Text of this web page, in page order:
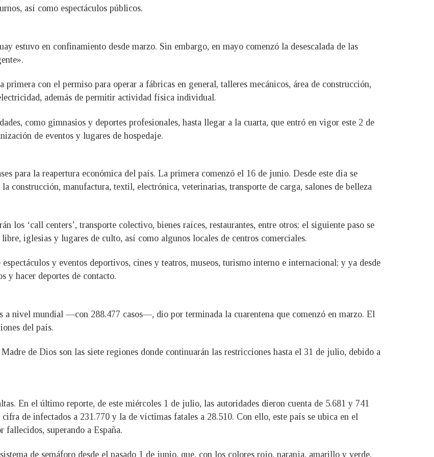
así como espectáculos públicos.
estuvo en confinamiento desde marzo. Sin embargo, en mayo comenzó la desescalada de las
con el permiso para operar a fábricas en general, talleres mecánicos, área de construcción,
además de permitir actividad física individual.
como gimnasios y deportes profesionales, hasta llegar a la cuarta, que entró en vigor este 2 de
de eventos y lugares de hospedaje.
para la reapertura económica del país. La primera comenzó el 16 de junio. Desde este día se
construcción, manufactura, textil, electrónica, veterinarias, transporte de carga, salones de belleza
los ‘call centers’, transporte colectivo, bienes raíces, restaurantes, entre otros; el siguiente paso se
iglesias y lugares de culto, así como algunos locales de centros comerciales.
y eventos deportivos, cines y teatros, museos, turismo interno e internacional; y ya desde
y hacer deportes de contacto.
a nivel mundial —con 288.477 casos—, dio por terminada la cuarentena que comenzó en marzo. El
del país.
de Dios son las siete regiones donde continuarán las restricciones hasta el 31 de julio, debido a
En el último reporte, de este miércoles 1 de julio, las autoridades dieron cuenta de 5.681 y 741
de infectados a 231.770 y la de víctimas fatales a 28.510. Con ello, este país se ubica en el
fallecidos, superando a España.
de semáforo desde el pasado 1 de junio, que, con los colores rojo, naranja, amarillo y verde,